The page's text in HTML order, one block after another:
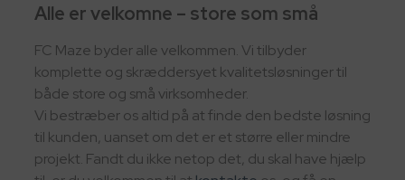
Alle er velkomne – store som små
FC Maze byder alle velkommen. Vi tilbyder
komplette og skræddersyet kvalitetsløsninger til
både store og små virksomheder.
Vi bestræber os altid på at finde den bedste løsning
til kunden, uanset om det er et større eller mindre
projekt. Fandt du ikke netop det, du skal have hjælp